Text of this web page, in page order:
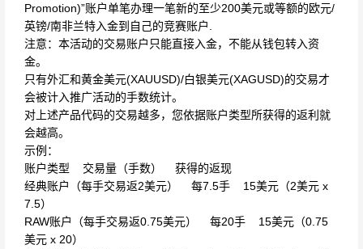
Promotion)”账户单笔办理一笔新的至少200美元或等额的欧元/
英镑/南非兰特入金到自己的竞赛账户.
注意：本活动的交易账户只能直接入金，不能从钱包转入资
金。
只有外汇和黄金美元(XAUUSD)/白银美元(XAGUSD)的交易才
会被计入推广活动的手数统计。
对上述产品代码的交易越多，您依据账户类型所获得的返利就
会越高。
示例：
账户类型 交易量（手数） 获得的返现
经典账户（每手交易返2美元） 每7.5手 15美元（2美元 x
7.5）
RAW账户（每手交易返0.75美元） 每20手 15美元（0.75
美元 x 20）